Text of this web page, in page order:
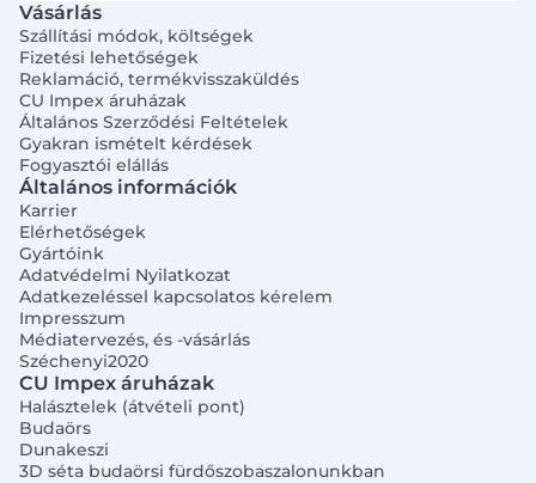
Vásárlás
Szállítási módok, költségek
Fizetési lehetőségek
Reklamáció, termékvisszaküldés
CU Impex áruházak
Általános Szerződési Feltételek
Gyakran ismételt kérdések
Fogyasztói elállás
Általános információk
Karrier
Elérhetőségek
Gyártóink
Adatvédelmi Nyilatkozat
Adatkezeléssel kapcsolatos kérelem
Impresszum
Médiatervezés, és -vásárlás
Széchenyi2020
CU Impex áruházak
Halásztelek (átvételi pont)
Budaörs
Dunakeszi
3D séta budaörsi fürdőszobaszalonunkban